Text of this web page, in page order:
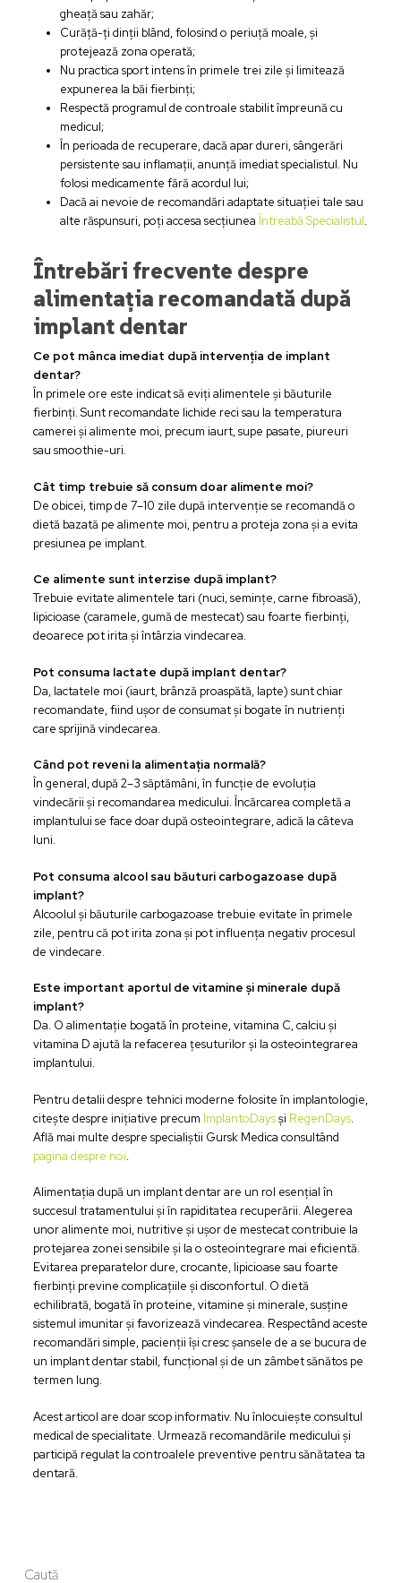
gheață sau zahăr;
Curăță-ți dinții blând, folosind o periuță moale, și
protejează zona operată;
Nu practica sport intens în primele trei zile și limitează
expunerea la băi fierbinți;
Respectă programul de controale stabilit împreună cu
medicul;
În perioada de recuperare, dacă apar dureri, sângerări
persistente sau inflamații, anunță imediat specialistul. Nu
folosi medicamente fără acordul lui;
Dacă ai nevoie de recomandări adaptate situației tale sau
alte răspunsuri, poți accesa secțiunea Întreabă Specialistul.
Întrebări frecvente despre
alimentația recomandată după
implant dentar
Ce pot mânca imediat după intervenția de implant
dentar?
În primele ore este indicat să eviți alimentele și băuturile
fierbinți. Sunt recomandate lichide reci sau la temperatura
camerei și alimente moi, precum iaurt, supe pasate, piureuri
sau smoothie-uri.
Cât timp trebuie să consum doar alimente moi?
De obicei, timp de 7–10 zile după intervenție se recomandă o
dietă bazată pe alimente moi, pentru a proteja zona și a evita
presiunea pe implant.
Ce alimente sunt interzise după implant?
Trebuie evitate alimentele tari (nuci, semințe, carne fibroasă),
lipicioase (caramele, gumă de mestecat) sau foarte fierbinți,
deoarece pot irita și întârzia vindecarea.
Pot consuma lactate după implant dentar?
Da, lactatele moi (iaurt, brânză proaspătă, lapte) sunt chiar
recomandate, fiind ușor de consumat și bogate în nutrienți
care sprijină vindecarea.
Când pot reveni la alimentația normală?
În general, după 2–3 săptămâni, în funcție de evoluția
vindecării și recomandarea medicului. Încărcarea completă a
implantului se face doar după osteointegrare, adică la câteva
luni.
Pot consuma alcool sau băuturi carbogazoase după
implant?
Alcoolul și băuturile carbogazoase trebuie evitate în primele
zile, pentru că pot irita zona și pot influența negativ procesul
de vindecare.
Este important aportul de vitamine și minerale după
implant?
Da. O alimentație bogată în proteine, vitamina C, calciu și
vitamina D ajută la refacerea țesuturilor și la osteointegrarea
implantului.
Pentru detalii despre tehnici moderne folosite în implantologie,
citește despre inițiative precum ImplantoDaysși RegenDays.
Află mai multe despre specialiștii Gursk Medica consultând
pagina despre noi.
Alimentația după un implant dentar are un rol esențial în
succesul tratamentului și în rapiditatea recuperării. Alegerea
unor alimente moi, nutritive și ușor de mestecat contribuie la
protejarea zonei sensibile și la o osteointegrare mai eficientă.
Evitarea preparatelor dure, crocante, lipicioase sau foarte
fierbinți previne complicațiile și disconfortul. O dietă
echilibrată, bogată în proteine, vitamine și minerale, susține
sistemul imunitar și favorizează vindecarea. Respectând aceste
recomandări simple, pacienții își cresc șansele de a se bucura de
un implant dentar stabil, funcțional și de un zâmbet sănătos pe
termen lung.
Acest articol are doar scop informativ. Nu înlocuiește consultul
medical de specialitate. Urmează recomandările medicului și
participă regulat la controalele preventive pentru sănătatea ta
dentară.
Caută